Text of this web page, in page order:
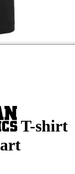
T-shirt